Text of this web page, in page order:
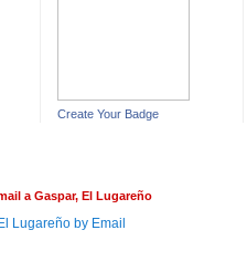
Create Your Badge
a Gaspar, El Lugareño
Lugareño by Email